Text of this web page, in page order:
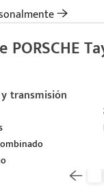
Código
PORSCHE
transmisión